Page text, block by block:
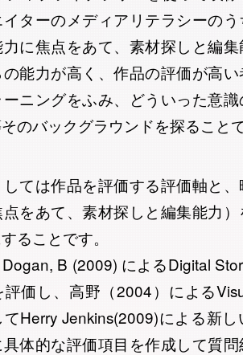
ターのメディアリテラシーの
力に焦点をあて、素材探しと編
能力が高く、作品の評価が高
ニングをふみ、どういった意
のバックグラウンドを探ること
ては作品を評価する評価軸と
をあて、素材探しと編集能力
ることです。
B (2009) によるDigital
価し、高野（2004）による
Herry Jenkins(2009)による新
体的な評価項目を作成して質